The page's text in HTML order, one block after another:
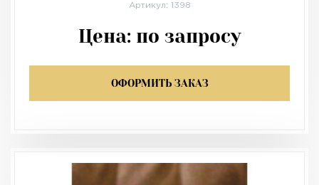
Артикул: 1398
Цена: по запросу
ОФОРМИТЬ ЗАКАЗ